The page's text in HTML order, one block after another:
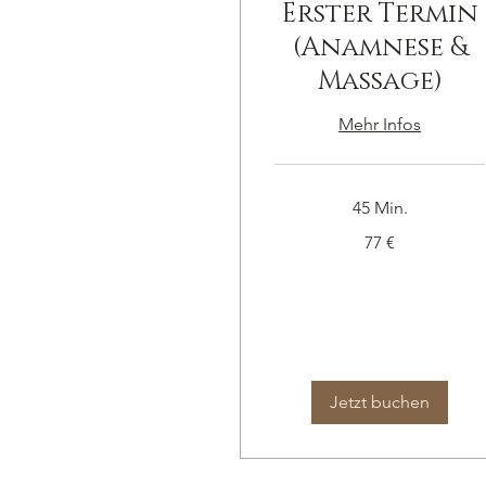
Erster Termin
(Anamnese &
Massage)
Mehr Infos
45 Min.
77 €
Jetzt buchen